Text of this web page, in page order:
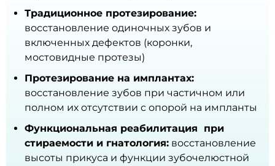
Традиционное протезирование:
восстановление одиночных зубов и
включенных дефектов (коронки,
мостовидные протезы)
Протезирование на имплантах:
восстановление зубов при частичном или
полном их отсутствии с опорой на импланты
Функциональная реабилитация
при
стираемости и гнатология: восстановление
высоты прикуса и функции зубочелюстной